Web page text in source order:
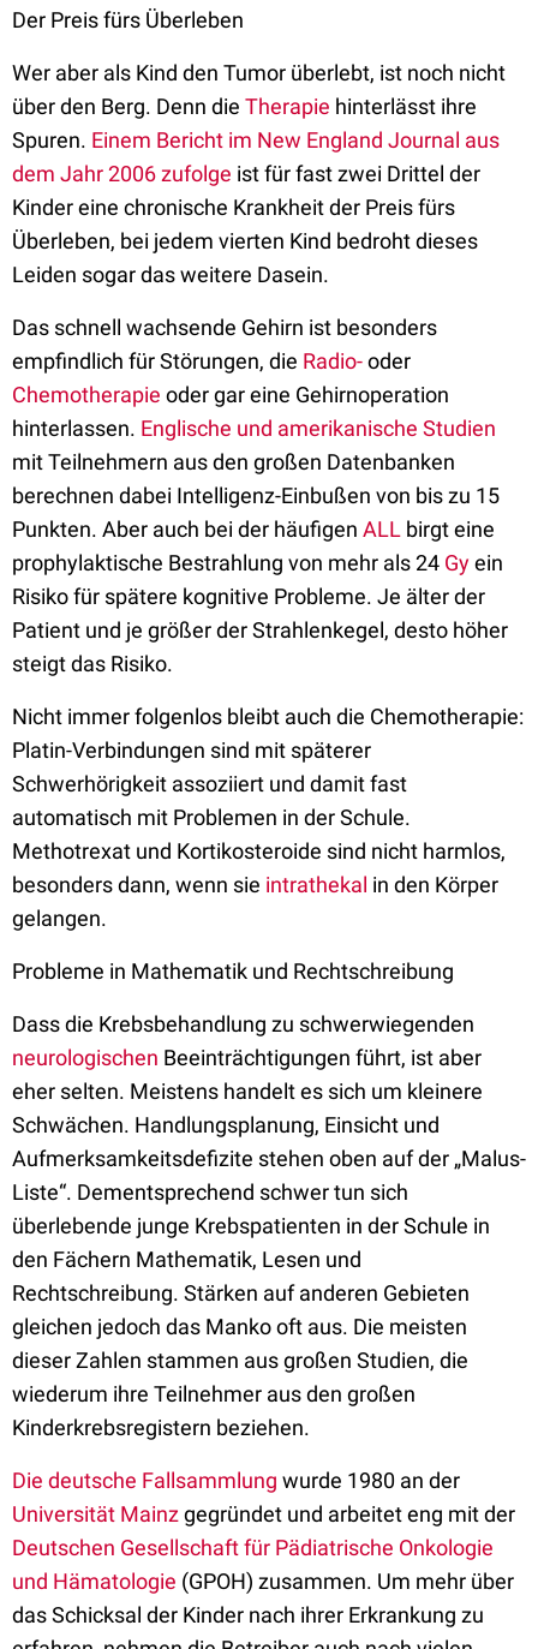
Der Preis fürs Überleben
Wer aber als Kind den Tumor überlebt, ist noch nicht
über den Berg. Denn die Therapie hinterlässt ihre
Spuren. Einem Bericht im New England Journal aus
dem Jahr 2006 zufolge ist für fast zwei Drittel der
Kinder eine chronische Krankheit der Preis fürs
Überleben, bei jedem vierten Kind bedroht dieses
Leiden sogar das weitere Dasein.
Das schnell wachsende Gehirn ist besonders
empfindlich für Störungen, die Radio-oder
Chemotherapie oder gar eine Gehirnoperation
hinterlassen. Englische und amerikanische Studien
mit Teilnehmern aus den großen Datenbanken
berechnen dabei Intelligenz-Einbußen von bis zu 15
Punkten. Aber auch bei der häufigen ALL birgt eine
prophylaktische Bestrahlung von mehr als 24 Gyein
Risiko für spätere kognitive Probleme. Je älter der
Patient und je größer der Strahlenkegel, desto höher
steigt das Risiko.
Nicht immer folgenlos bleibt auch die Chemotherapie:
Platin-Verbindungen sind mit späterer
Schwerhörigkeit assoziiert und damit fast
automatisch mit Problemen in der Schule.
Methotrexat und Kortikosteroide sind nicht harmlos,
besonders dann, wenn sie intrathekal in den Körper
gelangen.
Probleme in Mathematik und Rechtschreibung
Dass die Krebsbehandlung zu schwerwiegenden
neurologischen Beeinträchtigungen führt, ist aber
eher selten. Meistens handelt es sich um kleinere
Schwächen. Handlungsplanung, Einsicht und
Aufmerksamkeitsdefizite stehen oben auf der „Malus-
Liste“. Dementsprechend schwer tun sich
überlebende junge Krebspatienten in der Schule in
den Fächern Mathematik, Lesen und
Rechtschreibung. Stärken auf anderen Gebieten
gleichen jedoch das Manko oft aus. Die meisten
dieser Zahlen stammen aus großen Studien, die
wiederum ihre Teilnehmer aus den großen
Kinderkrebsregistern beziehen.
Die deutsche Fallsammlung wurde 1980 an der
Universität Mainzgegründet und arbeitet eng mit der
Deutschen Gesellschaft für Pädiatrische Onkologie
und Hämatologie (GPOH) zusammen. Um mehr über
das Schicksal der Kinder nach ihrer Erkrankung zu